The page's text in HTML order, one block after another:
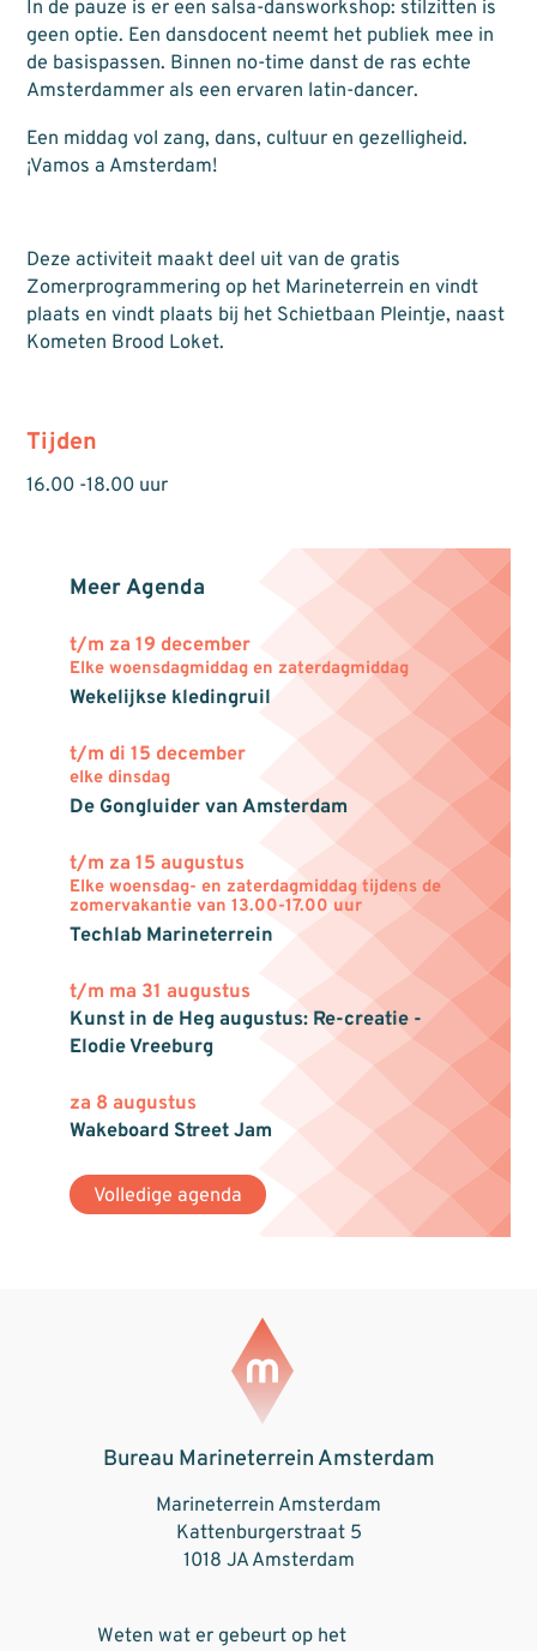
In de pauze is er een salsa-dansworkshop: stilzitten is
geen optie. Een dansdocent neemt het publiek mee in
de basispassen. Binnen no-time danst de ras echte
Amsterdammer als een ervaren latin-dancer.
Een middag vol zang, dans, cultuur en gezelligheid.
¡Vamos a Amsterdam!
Deze activiteit maakt deel uit van de gratis
Zomerprogrammering op het Marineterrein en vindt
plaats en vindt plaats bij het Schietbaan Pleintje, naast
Kometen Brood Loket.
Tijden
16.00 -18.00 uur
Meer Agenda
t/m za 19 december
Elke woensdagmiddag en zaterdagmiddag
Wekelijkse kledingruil
t/m di 15 december
elke dinsdag
De Gongluider van Amsterdam
t/m za 15 augustus
Elke woensdag- en zaterdagmiddag tijdens de
zomervakantie van 13.00-17.00 uur
Techlab Marineterrein
t/m ma 31 augustus
Kunst in de Heg augustus: Re-creatie -
Elodie Vreeburg
za 8 augustus
Wakeboard Street Jam
Volledige agenda
Bureau Marineterrein Amsterdam
Marineterrein Amsterdam
Kattenburgerstraat 5
1018 JA Amsterdam
Weten wat er gebeurt op het